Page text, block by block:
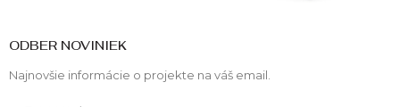
ODBER NOVINIEK
Najnovšie informácie o projekte na váš email.